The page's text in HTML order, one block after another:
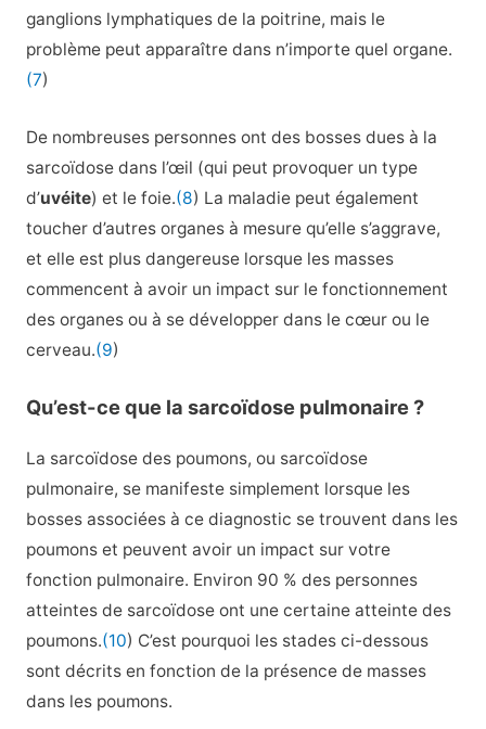
ganglions lymphatiques de la poitrine, mais le
problème peut apparaître dans n’importe quel organe.
(7)
De nombreuses personnes ont des bosses dues à la
sarcoïdose dans l’œil (qui peut provoquer un type
d’uvéite) et le foie.(8) La maladie peut également
toucher d’autres organes à mesure qu’elle s’aggrave,
et elle est plus dangereuse lorsque les masses
commencent à avoir un impact sur le fonctionnement
des organes ou à se développer dans le cœur ou le
cerveau.(9)
Qu’est-ce que la sarcoïdose pulmonaire ?
La sarcoïdose des poumons, ou sarcoïdose
pulmonaire, se manifeste simplement lorsque les
bosses associées à ce diagnostic se trouvent dans les
poumons et peuvent avoir un impact sur votre
fonction pulmonaire. Environ 90 % des personnes
atteintes de sarcoïdose ont une certaine atteinte des
poumons.(10) C’est pourquoi les stades ci-dessous
sont décrits en fonction de la présence de masses
dans les poumons.